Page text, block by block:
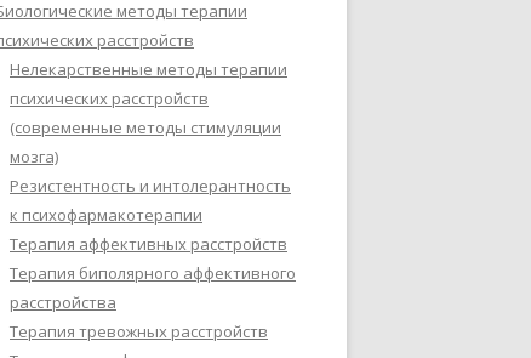
методы терапии
расстройств
Нелекарственные методы терапии
психических расстройств
(современные методы стимуляции
мозга)
Резистентность и интолерантность
к психофармакотерапии
Терапия аффективных расстройств
Терапия биполярного аффективного
расстройства
Терапия тревожных расстройств